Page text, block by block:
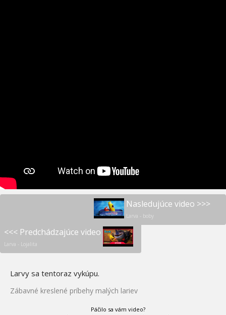
Nasledujúce video >>>
Larva - boby
<<< Predchádzajúce video
Larva - Lojalita
Larvy sa tentoraz vykúpu.
Zábavné kreslené príbehy malých lariev
Páčilo sa vám video?